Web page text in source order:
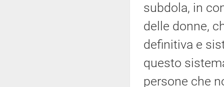
subdola, in
delle donne,
definitiva e
questo
persone che